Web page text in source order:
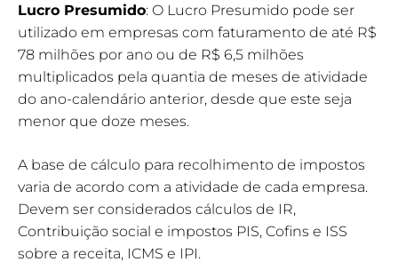
Lucro Presumido: O Lucro Presumido pode ser
utilizado em empresas com faturamento de até R$
78 milhões por ano ou de R$ 6,5 milhões
multiplicados pela quantia de meses de atividade
do ano-calendário anterior, desde que este seja
menor que doze meses.
A base de cálculo para recolhimento de impostos
varia de acordo com a atividade de cada empresa.
Devem ser considerados cálculos de IR,
Contribuição social e impostos PIS, Cofins e ISS
sobre a receita, ICMS e IPI.